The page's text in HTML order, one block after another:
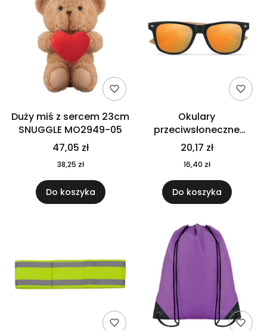
Duży miś z sercem 23cm
SNUGGLE MO2949-05
47,05 zł
38,25 zł
Do koszyka
Okulary
przeciwsłoneczne
CALIFORNIA TOUCH
MO9617-10
20,17 zł
16,40 zł
Do koszyka